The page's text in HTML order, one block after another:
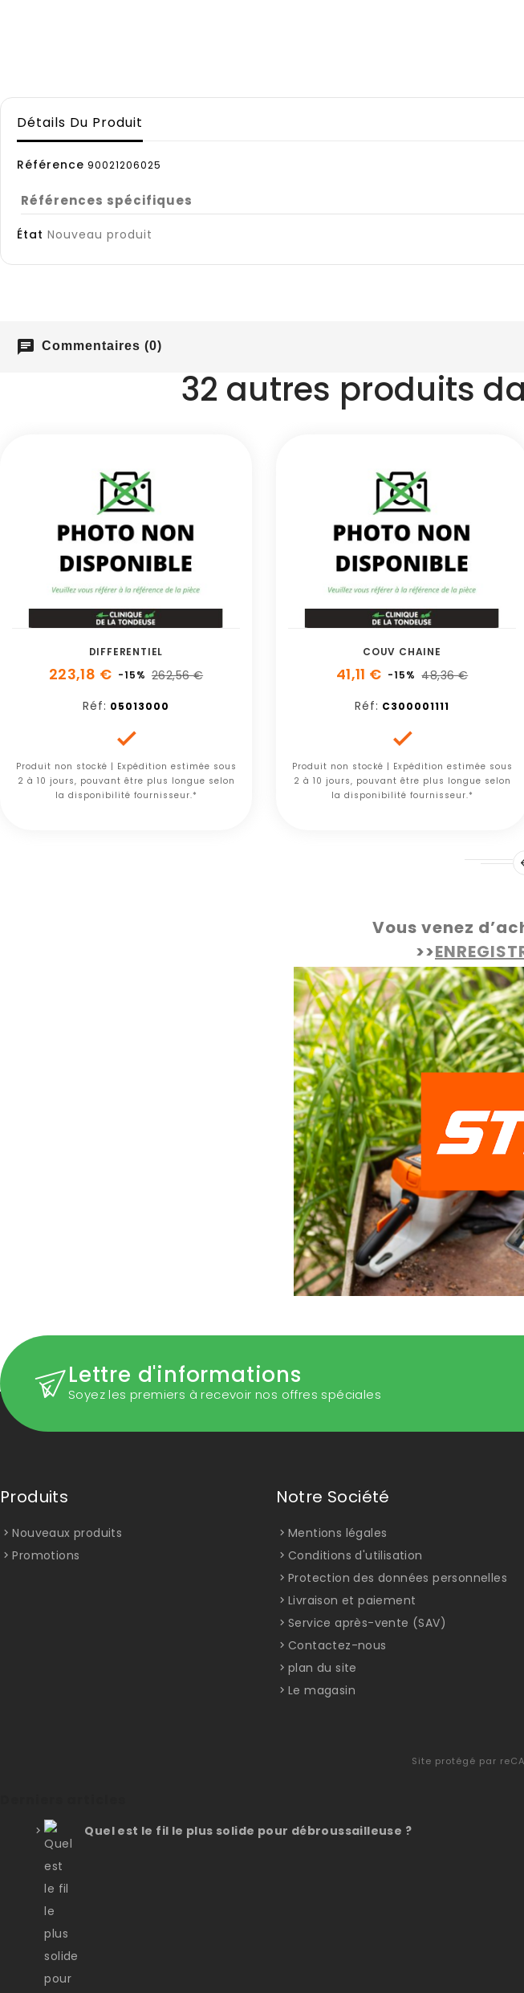
Détails Du Produit
Référence 90021206025
Références spécifiques
État Nouveau produit
chat Commentaires (0)
32 autres produits
DIFFERENTIEL
223,18 € -15% 262,56 €
Réf: 05013000

Produit non stocké | Expédition estimée sous
2 à 10 jours, pouvant être plus longue selon
la disponibilité fournisseur.*
COUV CHAINE
41,11 € -15% 48,36 €
Réf: C300001111

Produit non stocké | Expédition estimée sous
2 à 10 jours, pouvant être plus longue selon
la disponibilité fournisseur.*
Vous venez
>>
Lettre d'informations
Soyez les premiers à recevoir nos offres spéciales
Produits
Nouveaux produits
Promotions
Notre Société
Mentions légales
Conditions d'utilisation
Protection des données personnelles
Livraison et paiement
Service après-vente (SAV)
Contactez-nous
plan du site
Le magasin
Site protégé par
Quel est le fil le plus solide pour débroussailleuse ?